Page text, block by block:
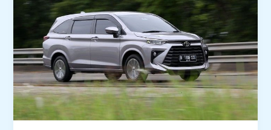
Bandung
Jepara
PP
Eksekutif
Via
Tol
&
Door